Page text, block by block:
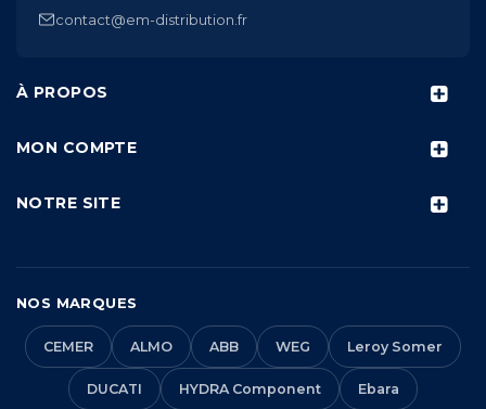
À PROPOS
MON COMPTE
NOTRE SITE
contact@em-distribution.fr
NOS MARQUES
CEMER ALMO ABB WEG Leroy Somer
DUCATI HYDRA Component Ebara